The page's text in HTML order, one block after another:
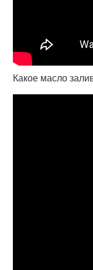
Какое масло